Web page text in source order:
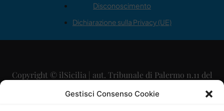
Gestisci Consenso Cookie
Disconoscimento
Dichiarazione sulla Privacy (UE)
Copyright © ilSicilia | aut. Tribunale di Palermo n.11 del
29/09/2015